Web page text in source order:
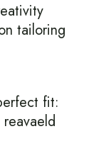
tailoring
fit: